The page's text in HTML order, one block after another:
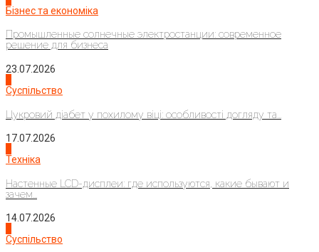
Бізнес та економіка
Промышленные солнечные электростанции: современное
решение для бизнеса
23.07.2026
Суспільство
Цукровий діабет у похилому віці: особливості догляду та...
17.07.2026
Техніка
Настенные LCD-дисплеи: где используются, какие бывают и
зачем...
14.07.2026
Суспільство